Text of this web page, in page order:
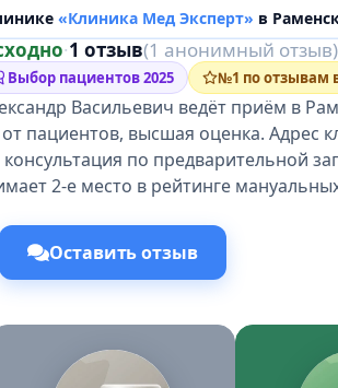
«Клиника Мед Эксперт» в
·1 отзыв(1 анонимный отзыв)
Выбор пациентов 2025 №1 по отзывам
Васильевич ведёт приём в
пациентов, высшая оценка. Адрес
по предварительной
2-е место в рейтинге
Оставить отзыв